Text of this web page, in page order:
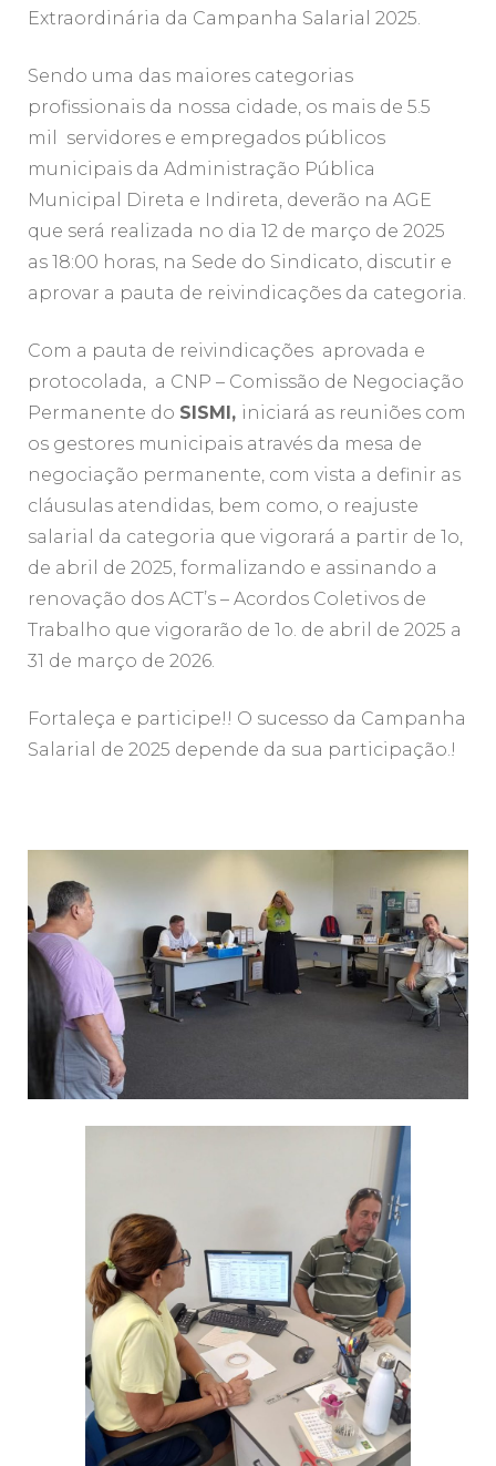
Extraordinária da Campanha Salarial 2025.
Sendo uma das maiores categorias
profissionais da nossa cidade, os mais de 5.5
mil servidores e empregados públicos
municipais da Administração Pública
Municipal Direta e Indireta, deverão na AGE
que será realizada no dia 12 de março de 2025
as 18:00 horas, na Sede do Sindicato, discutir e
aprovar a pauta de reivindicações da categoria.
Com a pauta de reivindicações aprovada e
protocolada, a CNP – Comissão de Negociação
Permanente do SISMI, iniciará as reuniões com
os gestores municipais através da mesa de
negociação permanente, com vista a definir as
cláusulas atendidas, bem como, o reajuste
salarial da categoria que vigorará a partir de 1o,
de abril de 2025, formalizando e assinando a
renovação dos ACT’s – Acordos Coletivos de
Trabalho que vigorarão de 1o. de abril de 2025 a
31 de março de 2026.
Fortaleça e participe!! O sucesso da Campanha
Salarial de 2025 depende da sua participação.!